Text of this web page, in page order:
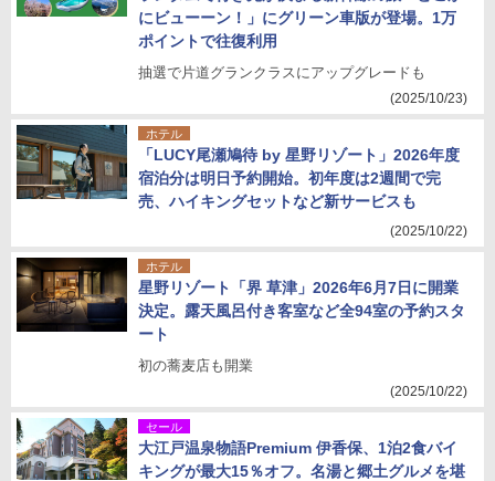
にビューーン！」にグリーン車版が登場。1万
ポイントで往復利用
抽選で片道グランクラスにアップグレードも
(2025/10/23)
ホテル
「LUCY尾瀬鳩待 by 星野リゾート」2026年度
宿泊分は明日予約開始。初年度は2週間で完
売、ハイキングセットなど新サービスも
(2025/10/22)
ホテル
星野リゾート「界 草津」2026年6月7日に開業
決定。露天風呂付き客室など全94室の予約スタ
ート
初の蕎麦店も開業
(2025/10/22)
セール
大江戸温泉物語Premium 伊香保、1泊2食バイ
キングが最大15％オフ。名湯と郷土グルメを堪